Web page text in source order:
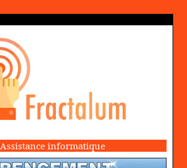
Assistance informatique